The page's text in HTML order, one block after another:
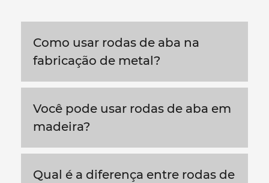
Como usar rodas de aba na
fabricação de metal?
Você pode usar rodas de aba em
madeira?
Qual é a diferença entre rodas de